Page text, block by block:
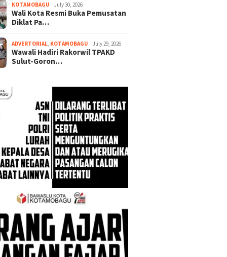
KOTAMOBAGU July 30, 2026
Wali Kota Resmi Buka Pemusatan
Diklat Pa…
ADVERTORIAL, KOTAMOBAGU July 29, 2026
Wawali Hadiri Rakorwil TPAKD
Sulut-Goron…